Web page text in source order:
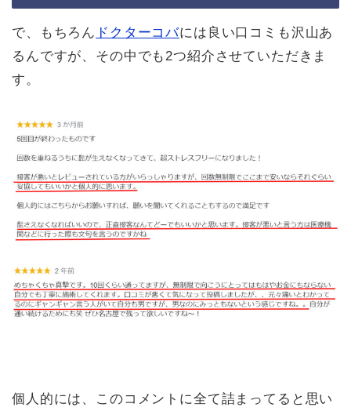
で、もちろん ドクターコバには良い口コミも沢山あ
るんですが、その中でも2つ紹介させていただきま
す。
個人的には、このコメントに全て詰まってると思い